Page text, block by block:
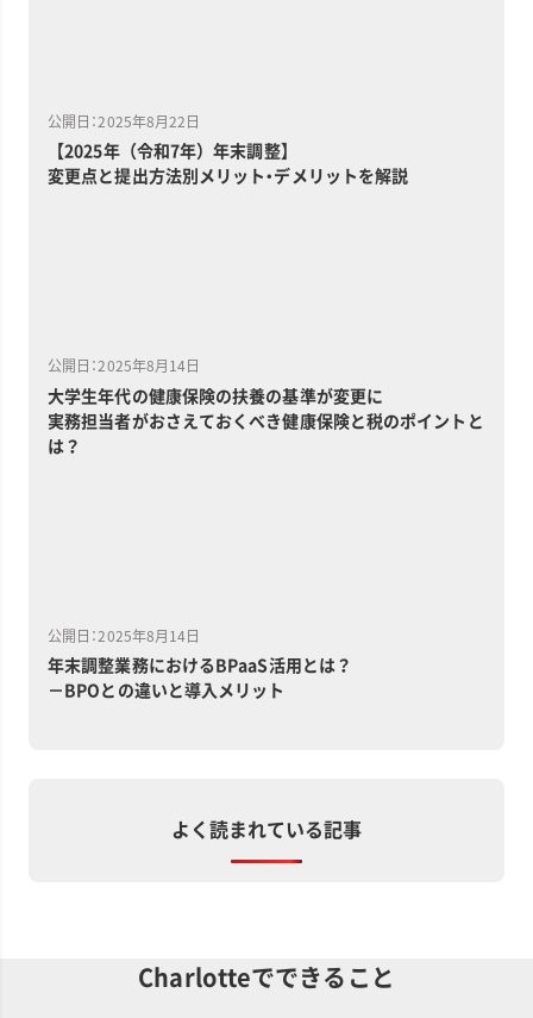
公開日：2025年8月22日
【2025年（令和7年）年末調整】
変更点と提出方法別メリット・デメリットを解説
公開日：2025年8月14日
大学生年代の健康保険の扶養の基準が変更に
実務担当者がおさえておくべき健康保険と税のポイントと
は？
公開日：2025年8月14日
年末調整業務におけるBPaaS活用とは？
－BPOとの違いと導入メリット
よく読まれている記事
Charlotteでできること